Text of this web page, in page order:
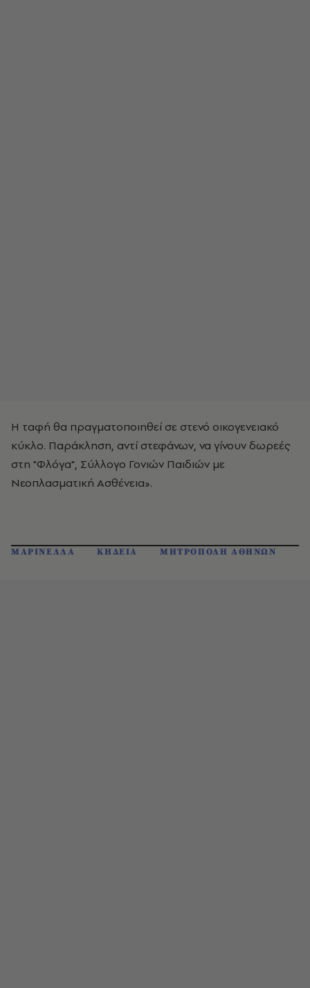
Η ταφή θα πραγματοποιηθεί σε στενό οικογενειακό
κύκλο. Παράκληση, αντί στεφάνων, να γίνουν δωρεές
στη "Φλόγα", Σύλλογο Γονιών Παιδιών με
Νεοπλασματική Ασθένεια».
ΜΑΡΙΝΕΛΛΑ ΚΗΔΕΙΑ ΜΗΤΡΟΠΟΛΗ ΑΘΗΝΩΝ